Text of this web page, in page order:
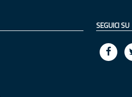
SEGUICI SU